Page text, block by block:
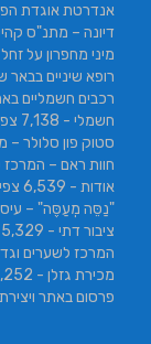
אנדרטת אוגדת
דיונה – מתנ"ס
מיני מחפרון על
רופא שיניים
רכבים חשמליים
חשמלי - 7,138 צפיות
סטוק פון סלולר –
חוות ראם – המרכז
אודות - 6,539 צפיות
"נַסֵּה מְעַסֶּה" –
ציבור דתי - 5,329 צפיות
המרכז לשערים
מכירת גזלן - 5,252 צפיות
פרסום באתר